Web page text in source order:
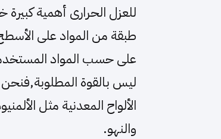
للعزل الحرارى أهمية
طبقة من المواد على
على حسب المواد
ليس بالقوة
الألواح المعدنية مثل
والنهو.